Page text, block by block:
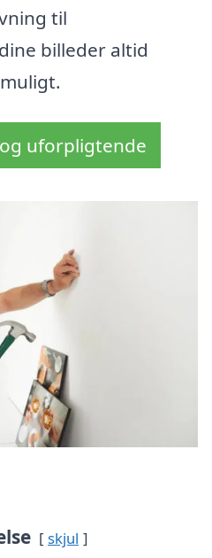
til
billeder altid
uforpligtende
skjul